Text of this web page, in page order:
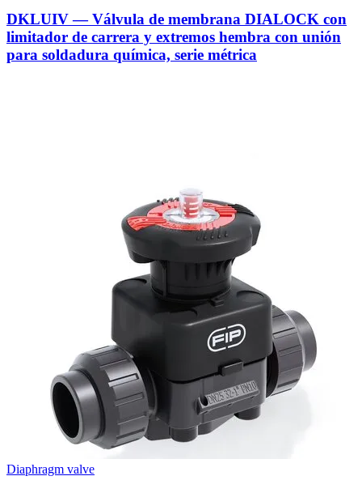
DKLUIV — Válvula de membrana DIALOCK con
limitador de carrera y extremos hembra con unión
para soldadura química, serie métrica
Diaphragm valve